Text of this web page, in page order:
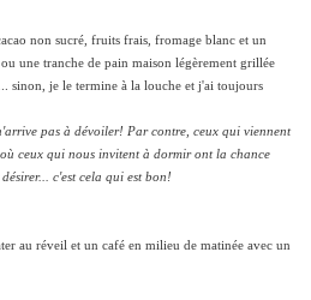
non sucré, fruits frais, fromage blanc et un
une tranche de pain maison légèrement grillée
sinon, je le termine à la louche et j'ai toujours
pas à dévoiler! Par contre, ceux qui viennent
ceux qui nous invitent à dormir ont la chance
c'est cela qui est bon!
au réveil et un café en milieu de matinée avec un